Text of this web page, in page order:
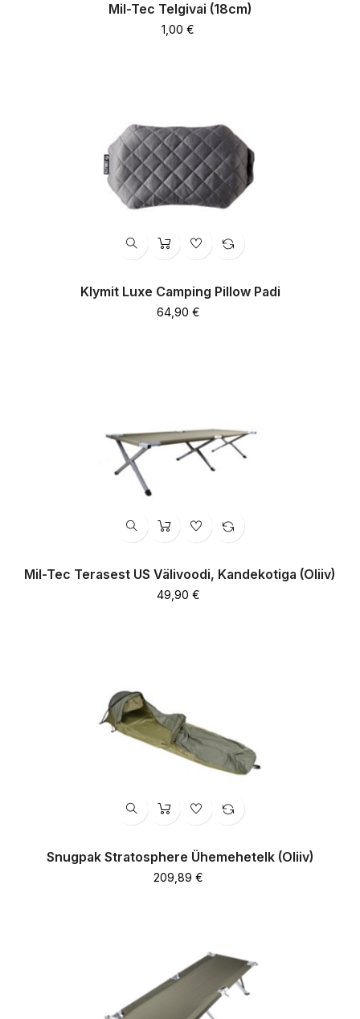
Mil-Tec Telgivai (18cm)
Hind
1,00 €
Klymit Luxe Camping Pillow Padi
Hind
64,90 €
Mil-Tec Terasest US Välivoodi, Kandekotiga (Oliiv)
Hind
49,90 €
Snugpak Stratosphere Ühemehetelk (oliiv)
Hind
209,89 €